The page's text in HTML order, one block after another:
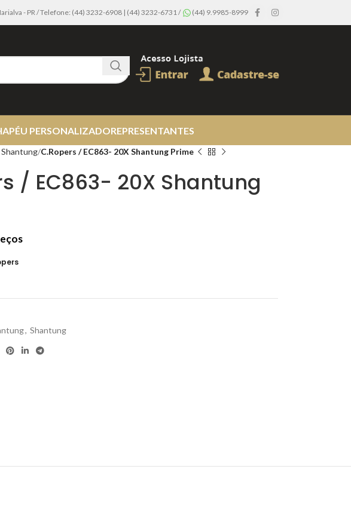
- PR / Telefone: (44) 3232-6908 | (44) 3232-6731 / (44) 9.9985-8999
PERSONALIZADOREPRESENTANTES
C.Ropers / EC863- 20X Shantung Prime
/ EC863- 20X Shantung
, Shantung